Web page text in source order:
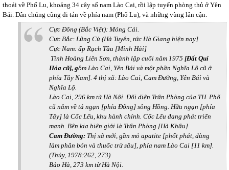
thoái về Phố Lu, khoảng 34 cây số nam Lào Cai, rồi lập tuyến phòng thủ ở Yên
Bái. Dân chúng cũng di tản về phía nam (Phố Lu), và những vùng lân cận.
Cực Đông (Bắc Việt): Móng Cái.
Cực Bắc: Lũng Củ (Hà Tuyên, tức Hà Giang hiện nay]
Cực Nam: ấp Rạch Tầu [Minh Hải]
Tỉnh Hoàng Liên Sơn, thành lập cuối năm 1975 [Đất Quí
Hóa cũ], gồm Lào Cai, Yên Bái và một phần Nghĩa Lộ cũ ở
phía Tây Nam]. 4 thị xã: Lào Cai, Cam Đường, Yên Bái và
Nghĩa Lộ.
Lào Cai, 296 km từ Hà Nội. Đối diện Trấn Phòng của TH. Phố
cũ nằm về tả ngạn [phía Đông] sông Hồng. Hữu ngạn [phía
Tây] là Cốc Lếu, khu hành chính. Cốc Lếu đang phát triển
mạnh. Bên kia biên giới là Trấn Phòng [Hà Khẩu].
Cam Đường: Thị xã mới, gần mỏ apatite [phốt phát, dùng
làm phân bón và thuốc trừ sâu], phía nam Lào Cai [11 km].
(Thúy, 1978:262, 273)
Bảo Hà, 273 km từ Hà Nội.